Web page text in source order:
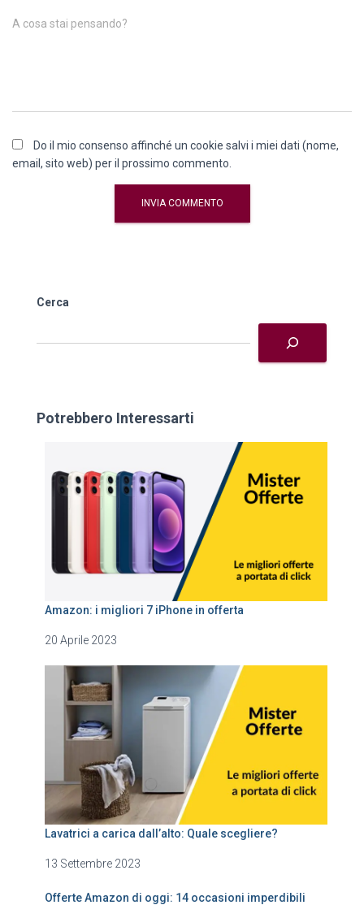
A cosa stai pensando?
Do il mio consenso affinché un cookie salvi i miei dati (nome,
email, sito web) per il prossimo commento.
Cerca
Potrebbero Interessarti
Amazon: i migliori 7 iPhone in offerta
20 Aprile 2023
Lavatrici a carica dall’alto: Quale scegliere?
13 Settembre 2023
Offerte Amazon di oggi: 14 occasioni imperdibili